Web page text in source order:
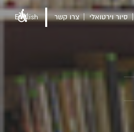
סיור וירטואלי צרו קשר English